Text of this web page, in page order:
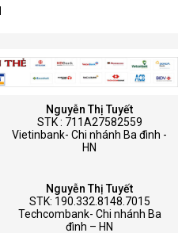
Nguyễn Thị Tuyết
STK : 711A27582559
Vietinbank- Chi nhánh Ba đình -
HN
Nguyễn Thị Tuyết
STK: 190.332.8148.7015
Techcombank- Chi nhánh Ba
đình – HN